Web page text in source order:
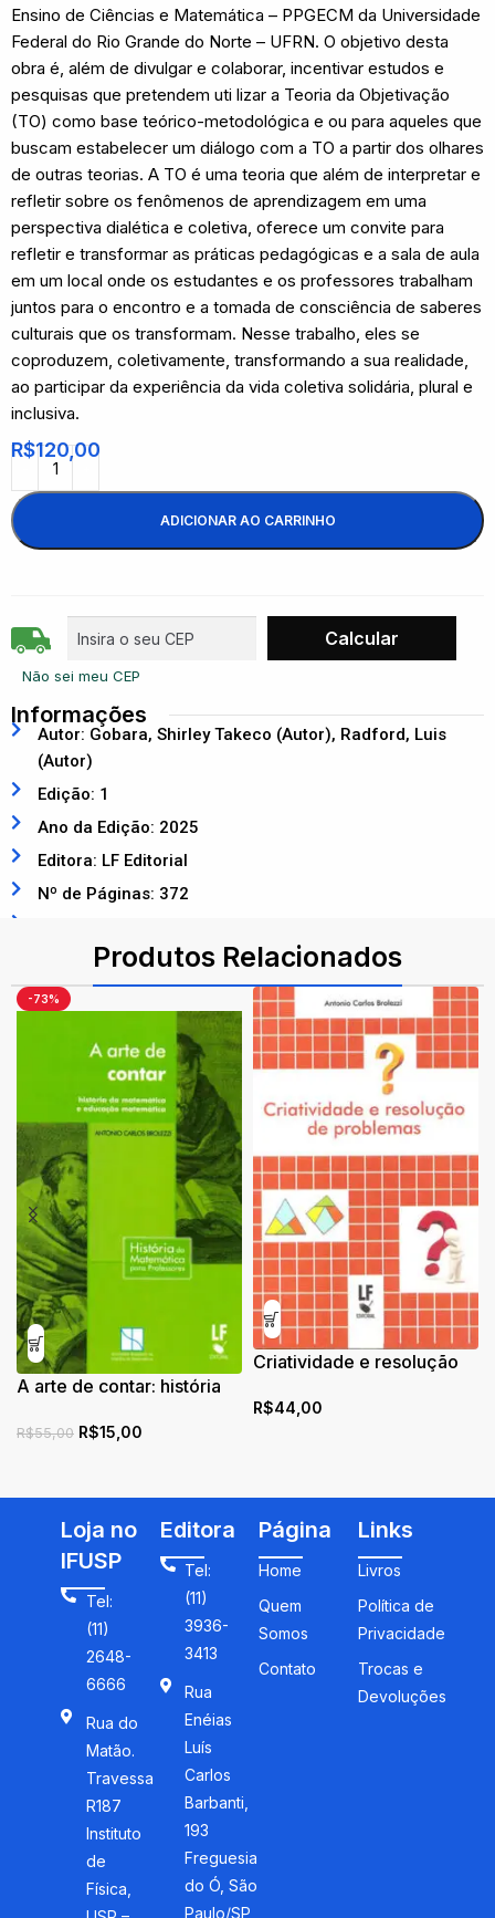
Ensino de Ciências e Matemática – PPGECM da Universidade
Federal do Rio Grande do Norte – UFRN. O objetivo desta
obra é, além de divulgar e colaborar, incentivar estudos e
pesquisas que pretendem uti lizar a Teoria da Objetivação
(TO) como base teórico-metodológica e ou para aqueles que
buscam estabelecer um diálogo com a TO a partir dos olhares
de outras teorias. A TO é uma teoria que além de interpretar e
refletir sobre os fenômenos de aprendizagem em uma
perspectiva dialética e coletiva, oferece um convite para
refletir e transformar as práticas pedagógicas e a sala de aula
em um local onde os estudantes e os professores trabalham
juntos para o encontro e a tomada de consciência de saberes
culturais que os transformam. Nesse trabalho, eles se
coproduzem, coletivamente, transformando a sua realidade,
ao participar da experiência da vida coletiva solidária, plural e
inclusiva.
R$120,00
ADICIONAR AO CARRINHO
Não sei meu CEP
Informações
Autor: Gobara, Shirley Takeco (Autor), Radford, Luis
(Autor)
Edição: 1
Ano da Edição: 2025
Editora: LF Editorial
Nº de Páginas: 372
Produtos Relacionados
-73%
A arte de contar: história
educação matemática
R$55,00 R$15,00
Criatividade e resolução
R$44,00
Loja no
IFUSP
Tel:
(11)
2648-
6666
Rua do
Matão.
Travessa
R187
Instituto
de
Física,
Editora
Tel:
(11)
3936-
3413
Rua
Enéias
Luís
Carlos
Barbanti,
193
Freguesia
do Ó, São
Paulo/SP
Página
Home
Quem
Somos
Contato
Links
Livros
Política de
Privacidade
Trocas e
Devoluções